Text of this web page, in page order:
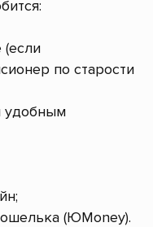
(если
по старости
удобным
(ЮMoney).